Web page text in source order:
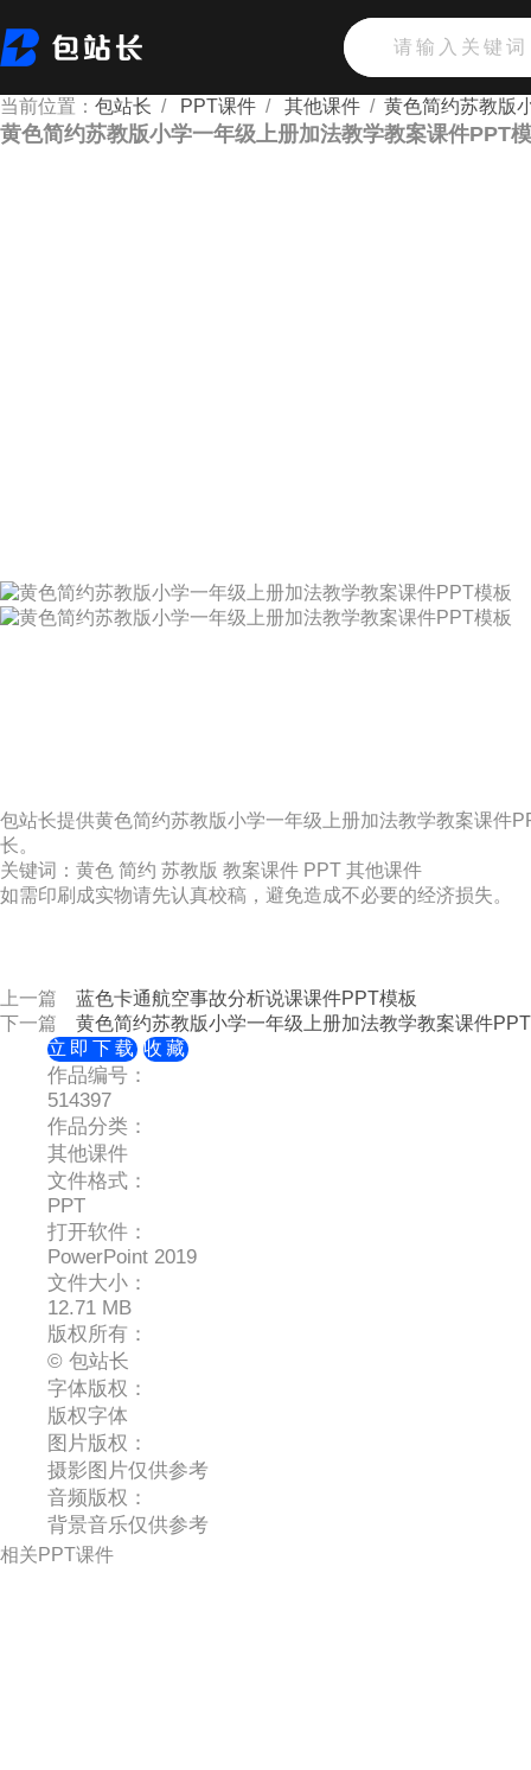
当前位置： 包站长 / PPT课件 / 其他课件 / 黄色简约苏教版
黄色简约苏教版小学一年级上册加法教学教案课件PPT
包站长提供黄色简约苏教版小学一年级上册加法教学教案课件
长。
关键词：黄色 简约 苏教版 教案课件 PPT 其他课件
如需印刷成实物请先认真校稿，避免造成不必要的经济损失。
上一篇 蓝色卡通航空事故分析说课课件PPT模板
下一篇 黄色简约苏教版小学一年级上册加法教学教案课件
立即下载 收藏
作品编号：
514397
作品分类：
其他课件
文件格式：
PPT
打开软件：
PowerPoint 2019
文件大小：
12.71 MB
版权所有：
© 包站长
字体版权：
版权字体
图片版权：
摄影图片仅供参考
音频版权：
背景音乐仅供参考
相关PPT课件